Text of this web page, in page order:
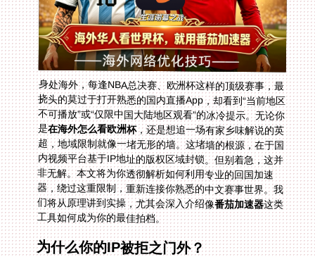
身处海外，每逢NBA总决赛、欧洲杯这样的顶级赛事，最
挠头的莫过于打开熟悉的国内直播App，却看到“当前地区
不可播放”或“仅限中国大陆地区观看”的冰冷提示。无论你
是在海外怎么看欧洲杯，还是想追一场有家乡味解说的英
超，地域限制就像一堵无形的墙。这堵墙的根源，在于国
内视频平台基于IP地址的版权区域封锁。但别着急，这并
非无解。本文将为你透彻解析如何利用专业的回国加速
器，绕过这重限制，重新连接你熟悉的中文赛事世界。我
们将从原理讲到实操，尤其会深入介绍像番茄加速器这类
工具如何成为你的最佳拍档。
为什么你的IP被拒之门外？